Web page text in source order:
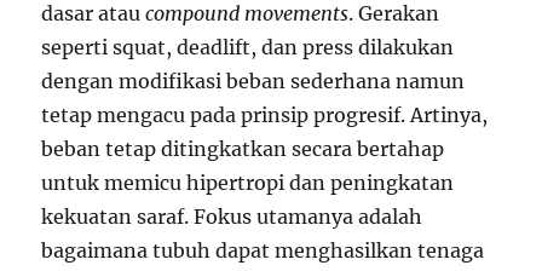
dasar ataucompound movements. Gerakan
seperti squat, deadlift, dan press dilakukan
dengan modifikasi beban sederhana namun
tetap mengacu pada prinsip progresif. Artinya,
beban tetap ditingkatkan secara bertahap
untuk memicu hipertropi dan peningkatan
kekuatan saraf. Fokus utamanya adalah
bagaimana tubuh dapat menghasilkan tenaga